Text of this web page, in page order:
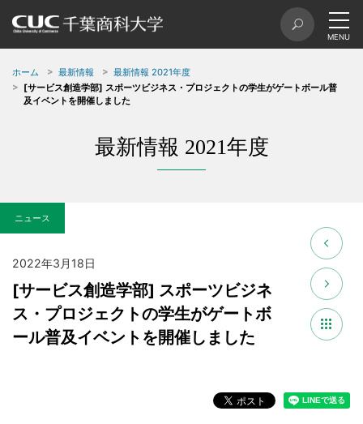
ホーム 最新情報
最新情報 2021年度
[サービス創造学部] スポーツビジネス・プロジェクトの学生がゲートボール普
及イベントを開催しました
最新情報 2021年度
ニュース
2022年3月18日
[サービス創造学部] スポーツビジネ
ス・プロジェクトの学生がゲートボ
ール普及イベントを開催しました